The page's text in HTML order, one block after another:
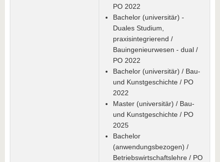
PO 2022
Bachelor (universitär) -
Duales Studium,
praxisintegrierend /
Bauingenieurwesen - dual /
PO 2022
Bachelor (universitär) / Bau-
und Kunstgeschichte / PO
2022
Master (universitär) / Bau-
und Kunstgeschichte / PO
2025
Bachelor
(anwendungsbezogen) /
Betriebswirtschaftslehre / PO